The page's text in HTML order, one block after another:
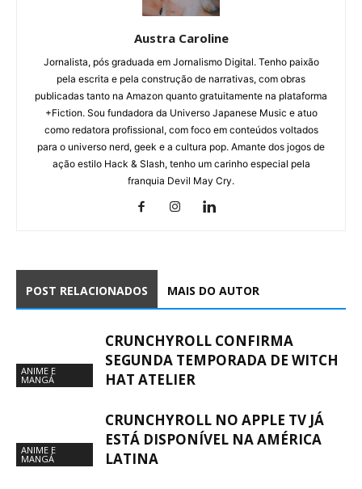
Austra Caroline
Jornalista, pós graduada em Jornalismo Digital. Tenho paixão
pela escrita e pela construção de narrativas, com obras
publicadas tanto na Amazon quanto gratuitamente na plataforma
+Fiction. Sou fundadora da Universo Japanese Music e atuo
como redatora profissional, com foco em conteúdos voltados
para o universo nerd, geek e a cultura pop. Amante dos jogos de
ação estilo Hack & Slash, tenho um carinho especial pela
franquia Devil May Cry.
POST RELACIONADOS MAIS DO AUTOR
ANIME E
MANGÁ
CRUNCHYROLL CONFIRMA
SEGUNDA TEMPORADA DE WITCH
HAT ATELIER
ANIME E
MANGÁ
CRUNCHYROLL NO APPLE TV JÁ
ESTÁ DISPONÍVEL NA AMÉRICA
LATINA